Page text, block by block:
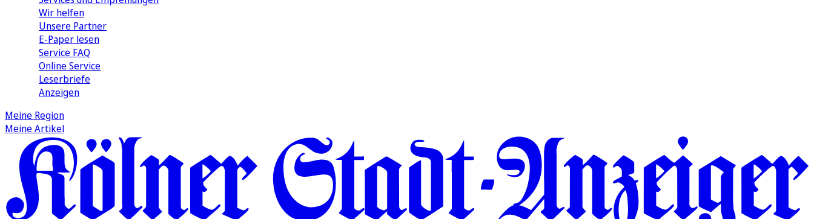
Wir helfen
Unsere Partner
E-Paper lesen
Service FAQ
Online Service
Leserbriefe
Anzeigen
Meine Region
Meine Artikel